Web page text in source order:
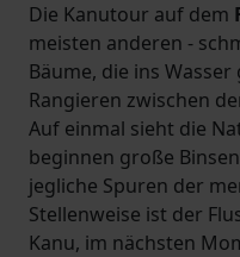
Die Kanutour auf dem
meisten anderen -
Bäume, die ins
Rangieren zwischen
Auf einmal sieht die
beginnen große
jegliche Spuren der
Stellenweise ist der
Kanu, im nächsten